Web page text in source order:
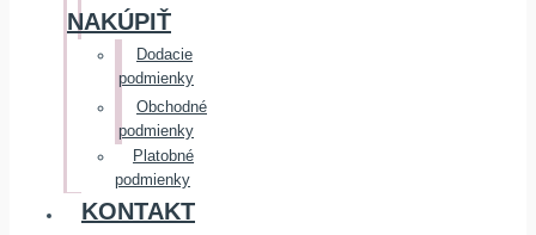
NAKÚPIŤ
Dodacie
podmienky
Obchodné
podmienky
Platobné
podmienky
KONTAKT